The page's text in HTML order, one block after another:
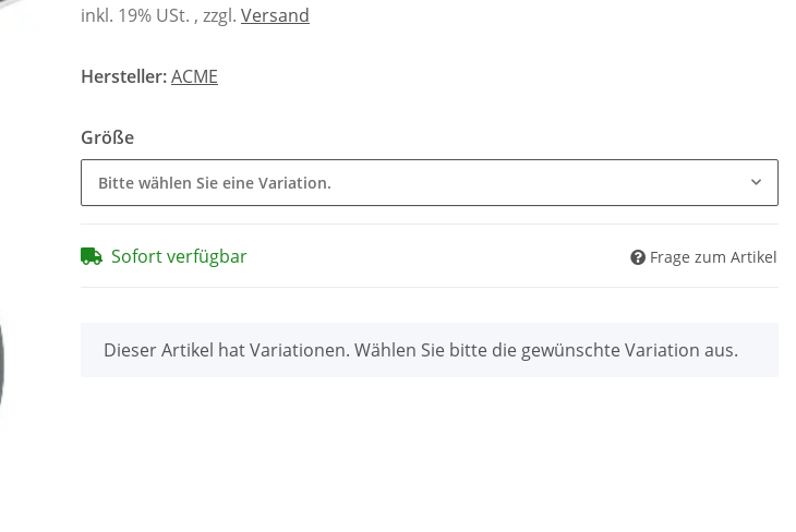
inkl. 19% USt. , zzgl. Versand
Hersteller:ACME
Größe
Bitte wählen Sie eine Variation.
Sofort verfügbar Frage zum Artikel
x
Dieser Artikel hat Variationen. Wählen Sie bitte die gewünschte Variation aus.